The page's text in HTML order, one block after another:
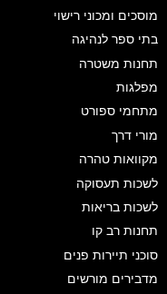
מוסכים ומכוני רישוי
בתי ספר לנהיגה
תחנות משטרה
מפלגות
מתחמי ספורט
מורי דרך
מקוואות טהרה
לשכות תעסוקה
לשכות בריאות
תחנות רב קו
סוכני תיירות פנים
מדבירים מורשים